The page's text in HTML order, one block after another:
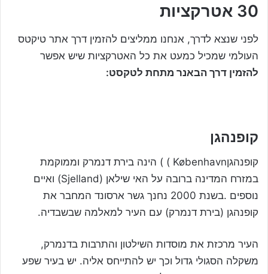
30 אטרקציות
לפני שנצא לדרך, אנחנו ממליצים להזמין דרך אתר טיקטס
העולמי שמכיל כמעט את כל האטרקציות שיש אפשר
להזמין דרך הבאנר מתחת לטקסט:
קופנהגן
קופנהגןKøbenhavn ) ) הינה בירת דנמרק וממוקמת
במזרח המדינה ברובה על האי שילאן (Sjelland) ואיים
נוספים .בשנת 2000 נחנך גשר ארסונד המחבר את
קופנהגן (בירת דנמרק) עם העיר למאלמה שבשבדיה.
העיר מרכזת את מוסדות השילטון והתרבות בדנמרק,
משקלה הסגולי גדול וכך יש להתייחס אליה. יש בעיר שפע